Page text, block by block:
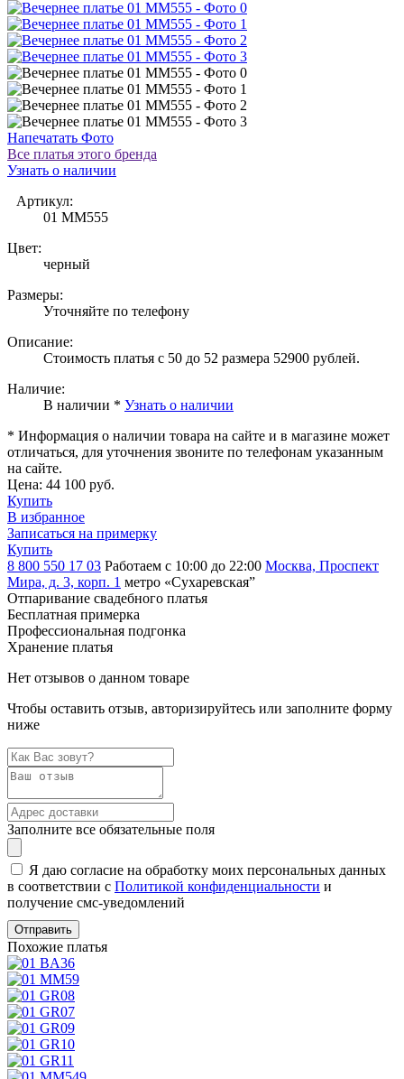
Напечатать Фото
Все платья этого бренда
Узнать о наличии
Артикул:
01 MM555
Цвет:
черный
Размеры:
Уточняйте по телефону
Описание:
Стоимость платья с 50 до 52 размера 52900 рублей.
Наличие:
В наличии * Узнать о наличии
* Информация о наличии товара на сайте и в магазине может
отличаться, для уточнения звоните по телефонам указанным
на сайте.
Цена: 44 100 руб.
Купить
В избранное
Записаться на примерку
Купить
8 800 550 17 03 Работаем с 10:00 до 22:00 Москва, Проспект
Мира, д. 3, корп. 1 метро «Сухаревская”
Отпаривание свадебного платья
Бесплатная примерка
Профессиональная подгонка
Хранение платья
Нет отзывов о данном товаре
Чтобы оставить отзыв, авторизируйтесь или заполните форму
ниже
Заполните все обязательные поля
Я даю согласие на обработку моих персональных данных
в соответствии с Политикой конфиденциальности и
получение смс-уведомлений
Похожие платья